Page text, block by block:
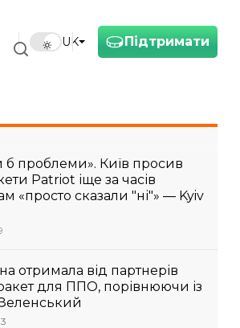
Підтримати
UK
б проблеми». Київ просив
Patriot іще за часів
«просто сказали "ні"» — Kyiv
отримала від партнерів
для ППО, порівнюючи із